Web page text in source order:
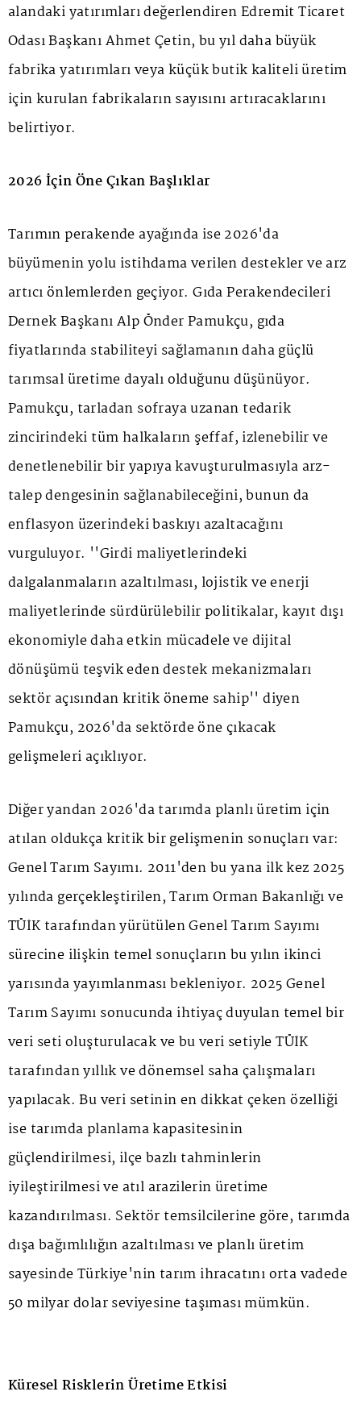
alandaki yatırımları değerlendiren Edremit Ticaret
Odası Başkanı Ahmet Çetin, bu yıl daha büyük
fabrika yatırımları veya küçük butik kaliteli üretim
için kurulan fabrikaların sayısını artıracaklarını
belirtiyor.
2026 İçin Öne Çıkan Başlıklar
Tarımın perakende ayağında ise 2026'da
büyümenin yolu istihdama verilen destekler ve arz
artıcı önlemlerden geçiyor. Gıda Perakendecileri
Dernek Başkanı Alp Önder Pamukçu, gıda
fiyatlarında stabiliteyi sağlamanın daha güçlü
tarımsal üretime dayalı olduğunu düşünüyor.
Pamukçu, tarladan sofraya uzanan tedarik
zincirindeki tüm halkaların şeffaf, izlenebilir ve
denetlenebilir bir yapıya kavuşturulmasıyla arz-
talep dengesinin sağlanabileceğini, bunun da
enflasyon üzerindeki baskıyı azaltacağını
vurguluyor. ''Girdi maliyetlerindeki
dalgalanmaların azaltılması, lojistik ve enerji
maliyetlerinde sürdürülebilir politikalar, kayıt dışı
ekonomiyle daha etkin mücadele ve dijital
dönüşümü teşvik eden destek mekanizmaları
sektör açısından kritik öneme sahip'' diyen
Pamukçu, 2026'da sektörde öne çıkacak
gelişmeleri açıklıyor.
Diğer yandan 2026'da tarımda planlı üretim için
atılan oldukça kritik bir gelişmenin sonuçları var:
Genel Tarım Sayımı. 2011'den bu yana ilk kez 2025
yılında gerçekleştirilen, Tarım Orman Bakanlığı ve
TÜİK tarafından yürütülen Genel Tarım Sayımı
sürecine ilişkin temel sonuçların bu yılın ikinci
yarısında yayımlanması bekleniyor. 2025 Genel
Tarım Sayımı sonucunda ihtiyaç duyulan temel bir
veri seti oluşturulacak ve bu veri setiyle TÜİK
tarafından yıllık ve dönemsel saha çalışmaları
yapılacak. Bu veri setinin en dikkat çeken özelliği
ise tarımda planlama kapasitesinin
güçlendirilmesi, ilçe bazlı tahminlerin
iyileştirilmesi ve atıl arazilerin üretime
kazandırılması. Sektör temsilcilerine göre, tarımda
dışa bağımlılığın azaltılması ve planlı üretim
sayesinde Türkiye'nin tarım ihracatını orta vadede
50 milyar dolar seviyesine taşıması mümkün.
Küresel Risklerin Üretime Etkisi